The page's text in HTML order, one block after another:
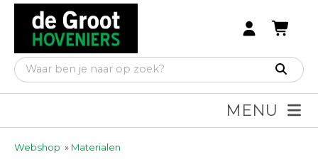
MENU
Webshop » Materialen